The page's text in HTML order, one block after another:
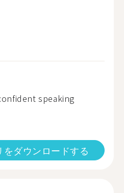
speaking
をダウンロードする